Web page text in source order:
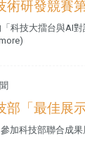
術研發競賽
科技大擂台與AI
「最佳展示
加科技部聯合成